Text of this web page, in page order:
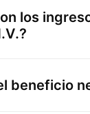
los
?
beneficio